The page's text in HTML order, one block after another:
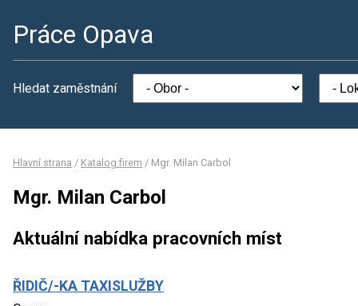
Práce Opava
Hledat zaměstnání
Hlavní strana / Katalog firem / Mgr. Milan Carbol
Mgr. Milan Carbol
Aktuální nabídka pracovních míst
ŘIDIČ/-KA TAXISLUŽBY